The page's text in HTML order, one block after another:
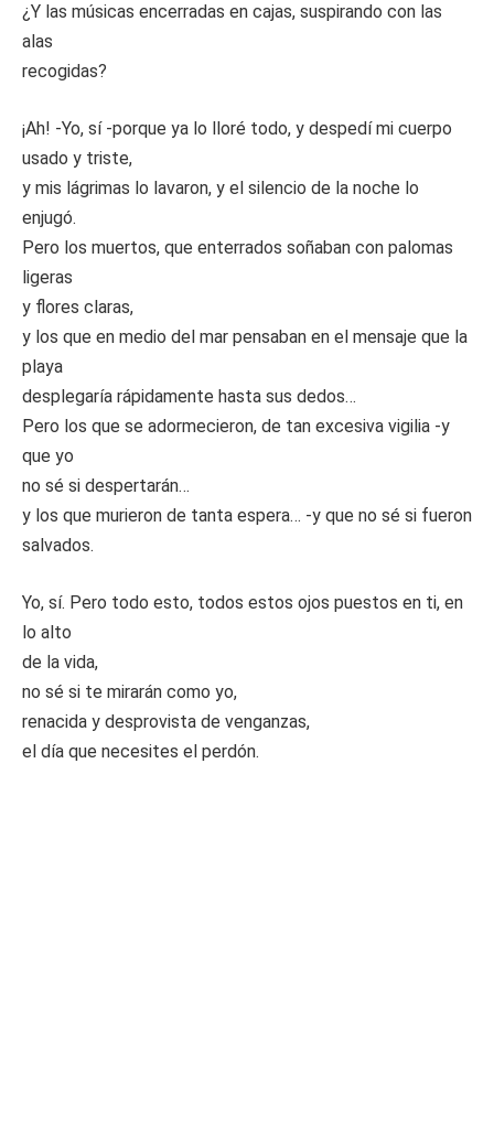
¿Y las músicas encerradas en cajas, suspirando con las
alas
recogidas?
¡Ah! -Yo, sí -porque ya lo lloré todo, y despedí mi cuerpo
usado y triste,
y mis lágrimas lo lavaron, y el silencio de la noche lo
enjugó.
Pero los muertos, que enterrados soñaban con palomas
ligeras
y flores claras,
y los que en medio del mar pensaban en el mensaje que la
playa
desplegaría rápidamente hasta sus dedos…
Pero los que se adormecieron, de tan excesiva vigilia -y
que yo
no sé si despertarán…
y los que murieron de tanta espera… -y que no sé si fueron
salvados.
Yo, sí. Pero todo esto, todos estos ojos puestos en ti, en
lo alto
de la vida,
no sé si te mirarán como yo,
renacida y desprovista de venganzas,
el día que necesites el perdón.